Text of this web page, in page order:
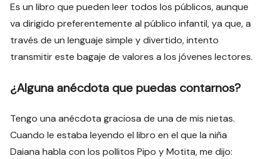
Es un libro que pueden leer todos los públicos, aunque
va dirigido preferentemente al público infantil, ya que, a
través de un lenguaje simple y divertido, intento
transmitir este bagaje de valores a los jóvenes lectores.
¿Alguna anécdota que puedas contarnos?
Tengo una anécdota graciosa de una de mis nietas.
Cuando le estaba leyendo el libro en el que la niña
Daiana habla con los pollitos Pipo y Motita, me dijo: